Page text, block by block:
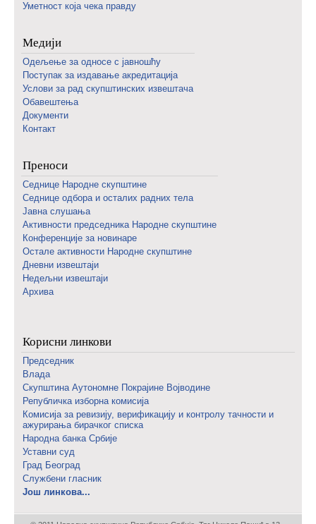
Уметност која чека правду
Медији
Одељење за односе с јавношћу
Поступак за издавање акредитација
Услови за рад скупштинских извештача
Обавештења
Документи
Контакт
Преноси
Седнице Народне скупштине
Седнице одбора и осталих радних тела
Јавна слушања
Активности председника Народне скупштине
Конференције за новинаре
Oстале активности Народне скупштине
Дневни извештаји
Недељни извештаји
Архива
Корисни линкови
Председник
Влада
Скупштина Аутономне Покрајине Војводине
Републичка изборна комисија
Комисија за ревизију, верификацију и контролу тачности и
ажурирања бирачког списка
Народна банка Србије
Уставни суд
Град Београд
Службени гласник
Још линкова...